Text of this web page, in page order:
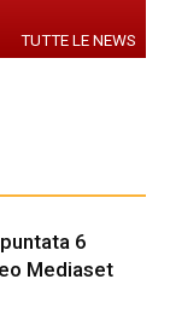
TUTTE LE NEWS
6
Mediaset